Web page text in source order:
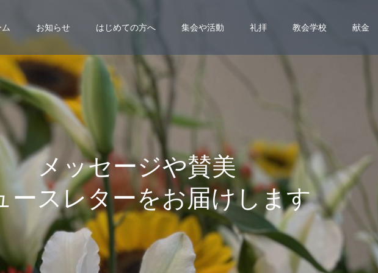
お知らせ はじめての方へ 集会や活動 礼拝 教会学校 献金
メッセージや賛美
ースレターをお届けします